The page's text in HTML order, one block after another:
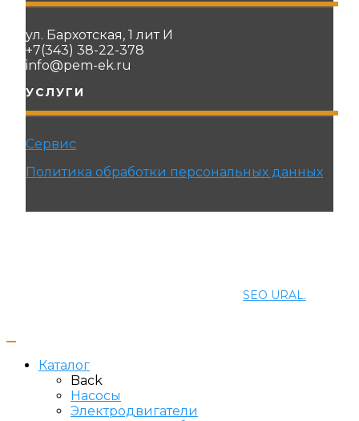
ул. Бархотская, 1 лит И
+7(343) 38-22-378
info@pem-ek.ru
УСЛУГИ
Сервис
Политика обработки персональных данных
SEO URAL.
Каталог
Back
Насосы
Электродвигатели